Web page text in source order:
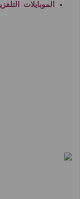
الموبايلات